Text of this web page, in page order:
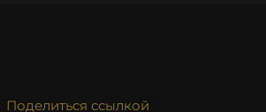
Поделиться ссылкой